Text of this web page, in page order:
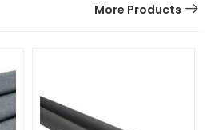
More Products